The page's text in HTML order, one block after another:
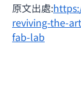
原文出處:
reviving-the-
fab-lab